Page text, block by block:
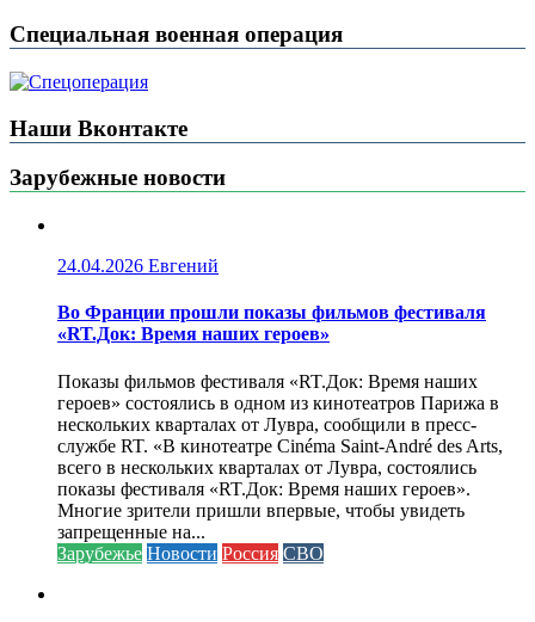
Специальная военная операция
Наши Вконтакте
Зарубежные новости
24.04.2026 Евгений
Во Франции прошли показы фильмов фестиваля
«RT.Док: Время наших героев»
Показы фильмов фестиваля «RT.Док: Время наших
героев» состоялись в одном из кинотеатров Парижа в
нескольких кварталах от Лувра, сообщили в пресс-
службе RT. «В кинотеатре Cinéma Saint-André des Arts,
всего в нескольких кварталах от Лувра, состоялись
показы фестиваля «RT.Док: Время наших героев».
Многие зрители пришли впервые, чтобы увидеть
запрещенные на...
Зарубежье Новости Россия СВО